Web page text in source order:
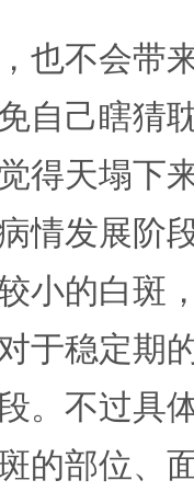
也不会带
自己瞎猜
得天塌下
情发展阶
小的白斑
于稳定期
。不过具
的部位、